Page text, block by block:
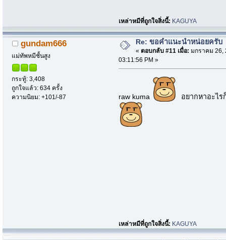
เหล่าหมีที่ถูกใจสิ่งนี้: KAGUYA
gundam666
แม่ทัพหมีชั้นสูง
กระทู้: 3,408
ถูกใจแล้ว: 634 ครั้ง
ความนิยม: +101/-87
Re: ขอคำแนะนำหน่อยครับ
« ตอบกลับ #11 เมื่อ: มกราคม 26,
03:11:56 PM »
raw kuma อยากหาอะไ
เหล่าหมีที่ถูกใจสิ่งนี้: KAGUYA